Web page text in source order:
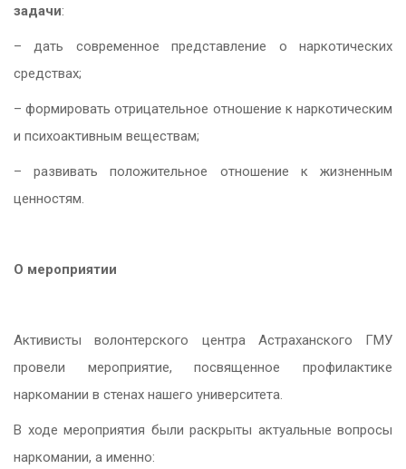
задачи:
– дать современное представление о наркотических
средствах;
– формировать отрицательное отношение к наркотическим
и психоактивным веществам;
– развивать положительное отношение к жизненным
ценностям.
О мероприятии
Активисты волонтерского центра Астраханского ГМУ
провели мероприятие, посвященное профилактике
наркомании в стенах нашего университета.
В ходе мероприятия были раскрыты актуальные вопросы
наркомании, а именно: